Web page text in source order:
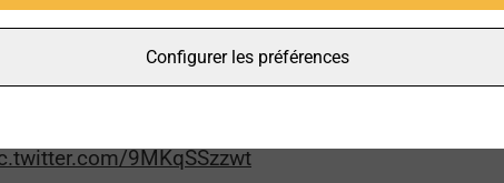
sans véhicules.
de lancer la#Piétonnisationde la presqu’île de
un samedi par mois, pour une
9MKqSSzzwt
Configurer les préférences